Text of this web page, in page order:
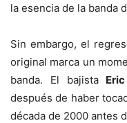
la esencia de la banda
Sin embargo, el
original marca un
banda. El bajista
después de haber
década de 2000 antes